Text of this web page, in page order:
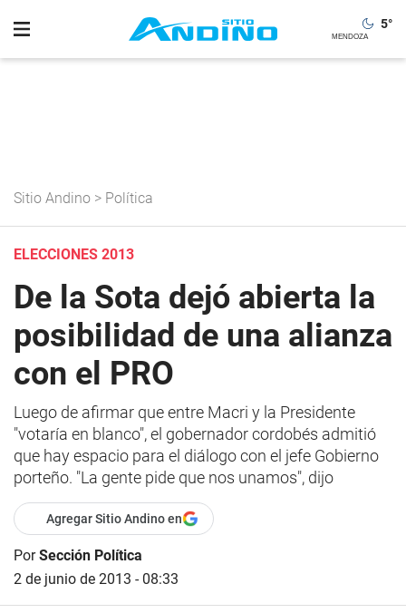
5°
Sitio Andino > Política
ELECCIONES 2013
De la Sota dejó abierta la
posibilidad de una alianza
con el PRO
Luego de afirmar que entre Macri y la Presidente
"votaría en blanco", el gobernador cordobés admitió
que hay espacio para el diálogo con el jefe Gobierno
porteño. "La gente pide que nos unamos", dijo
Agregar Sitio Andino en
PorSección Política
2 de junio de 2013 - 08:33